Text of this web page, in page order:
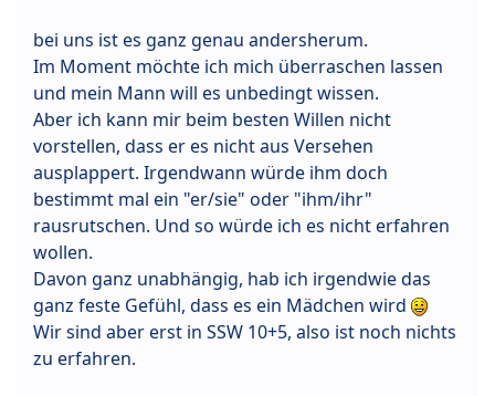
bei uns ist es ganz genau andersherum.
Im Moment möchte ich mich überraschen lassen
und mein Mann will es unbedingt wissen.
Aber ich kann mir beim besten Willen nicht
vorstellen, dass er es nicht aus Versehen
ausplappert. Irgendwann würde ihm doch
bestimmt mal ein "er/sie" oder "ihm/ihr"
rausrutschen. Und so würde ich es nicht erfahren
wollen.
Davon ganz unabhängig, hab ich irgendwie das
ganz feste Gefühl, dass es ein Mädchen wird
Wir sind aber erst in SSW 10+5, also ist noch nichts
zu erfahren.